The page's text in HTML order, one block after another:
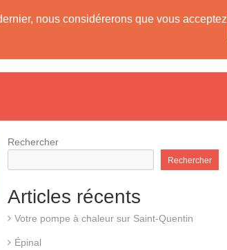
nous considérerons que vous acceptez
Rechercher
Rechercher
Articles récents
Votre pompe à chaleur sur Saint-Quentin
Épinal